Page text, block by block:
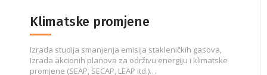
Klimatske promjene
Izrada studija smanjenja emisija stakleničkih gasova,
Izrada akcionih planova za održivu energiju i klimatske
promjene (SEAP, SECAP, LEAP itd.)…